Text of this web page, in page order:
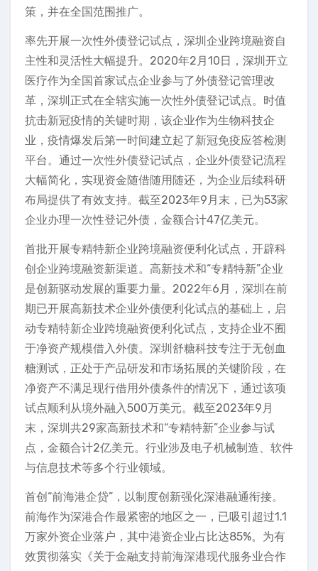
策，并在全国范围推广。
率先开展一次性外债登记试点，深圳企业跨境融资自
主性和灵活性大幅提升。2020年2月10日，深圳开立
医疗作为全国首家试点企业参与了外债登记管理改
革，深圳正式在全辖实施一次性外债登记试点。时值
抗击新冠疫情的关键时期，该企业作为生物科技企
业，疫情爆发后第一时间建立起了新冠免疫应答检测
平台。通过一次性外债登记试点，企业外债登记流程
大幅简化，实现资金随借随用随还，为企业后续科研
布局提供了有效支持。截至2023年9月末，已为53家
企业办理一次性登记外债，金额合计47亿美元。
首批开展专精特新企业跨境融资便利化试点，开辟科
创企业跨境融资新渠道。高新技术和“专精特新”企业
是创新驱动发展的重要力量。2022年6月，深圳在前
期已开展高新技术企业外债便利化试点的基础上，启
动专精特新企业跨境融资便利化试点，支持企业不囿
于净资产规模借入外债。深圳舒糖科技专注于无创血
糖测试，正处于产品研发和市场拓展的关键阶段，在
净资产不满足现行借用外债条件的情况下，通过该项
试点顺利从境外融入500万美元。截至2023年9月
末，深圳共29家高新技术和“专精特新”企业参与试
点，金额合计2亿美元。行业涉及电子机械制造、软件
与信息技术等多个行业领域。
首创“前海港企贷”，以制度创新强化深港融通衔接。
前海作为深港合作最紧密的地区之一，已吸引超过1.1
万家外资企业落户，其中港资企业占比达85%。为有
效贯彻落实《关于金融支持前海深港现代服务业合作